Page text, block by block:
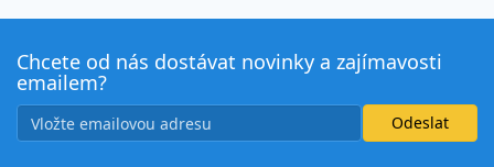
Chcete od nás dostávat novinky a zajímavosti
emailem?